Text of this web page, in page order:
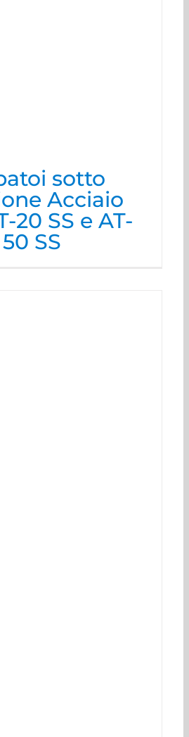
sotto
Acciaio
20 SS e AT-
50 SS